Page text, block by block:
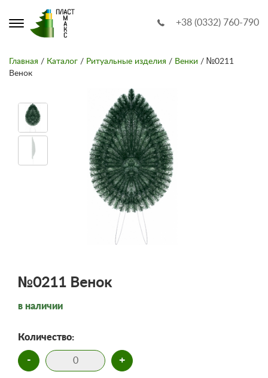
+38 (0332) 760-790
Главная / Каталог / Ритуальные изделия / Венки / №0211
Венок
№0211 Венок
в наличии
Количество:
- +